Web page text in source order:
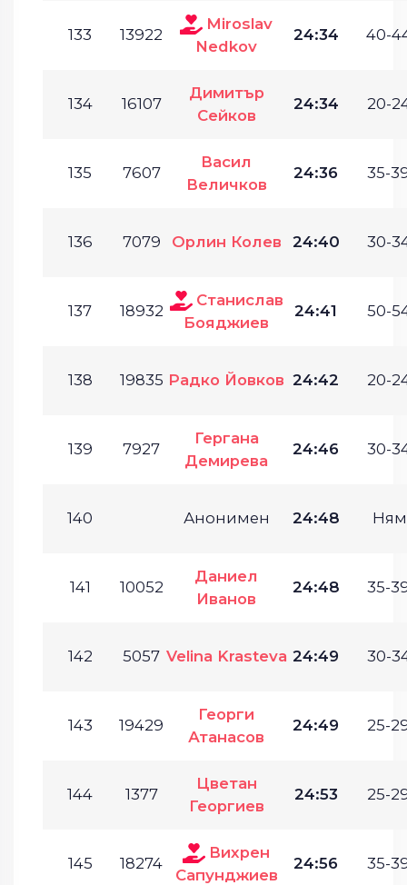
133 13922
Miroslav
Nedkov
24:34 40-
134 16107
Димитър
Сейков
24:34 20-
135 7607
Васил
Величков
24:36 35-
136 7079 Орлин Колев 24:40 30-
137 18932
Станислав
Бояджиев
24:41 50-
138 19835 Радко Йовков 24:42 20-
139 7927
Гергана
Демирева
24:46 30-
140 Анонимен 24:48
141 10052
Даниел
Иванов
24:48 35-
142 5057 Velina Krasteva 24:49 30-
143 19429
Георги
Атанасов
24:49 25-
144 1377
Цветан
Георгиев
24:53 25-
145 18274
Вихрен
Сапунджиев
24:56 35-